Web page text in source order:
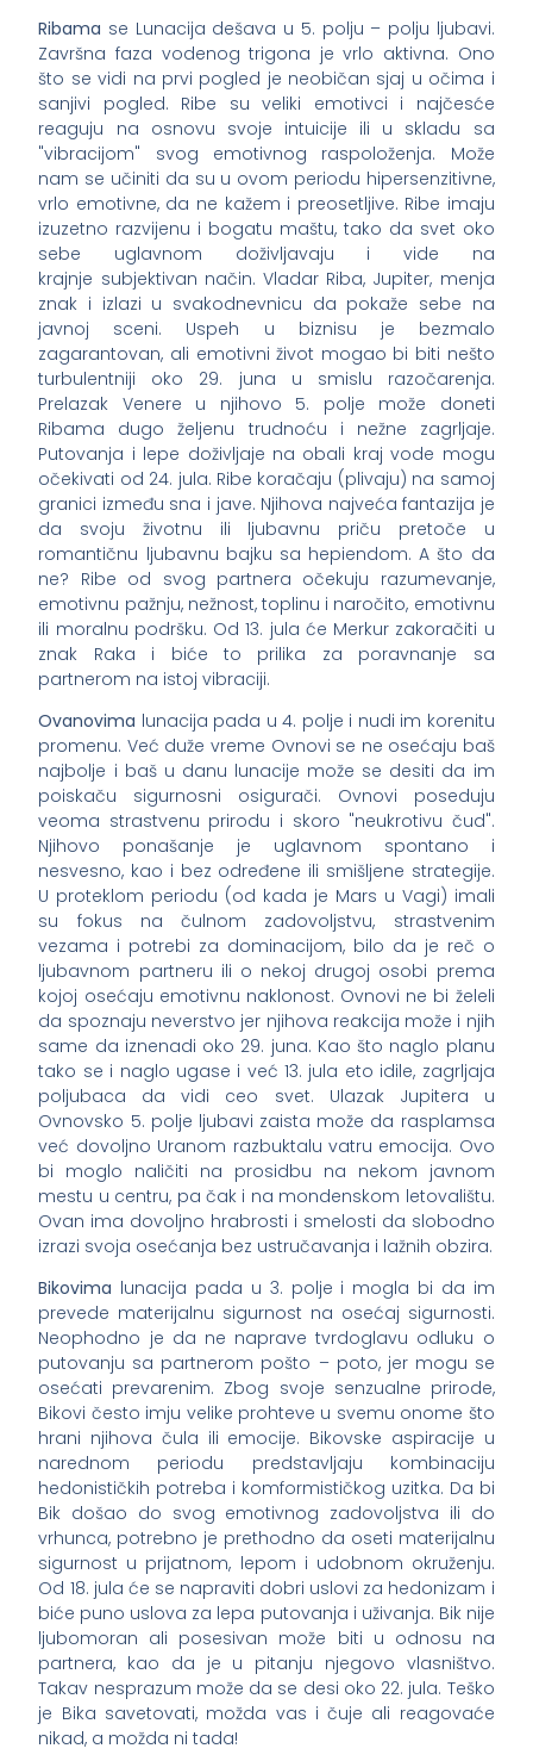
Ribama se Lunacija dešava u 5. polju – polju ljubavi.
Završna faza vodenog trigona je vrlo aktivna. Ono
što se vidi na prvi pogled je neobičan sjaj u očima i
sanjivi pogled. Ribe su veliki emotivci i najčesće
reaguju na osnovu svoje intuicije ili u skladu sa
"vibracijom" svog emotivnog raspoloženja. Može
nam se učiniti da su u ovom periodu hipersenzitivne,
vrlo emotivne, da ne kažem i preosetljive. Ribe imaju
izuzetno razvijenu i bogatu maštu, tako da svet oko
sebe uglavnom doživljavaju i vide na
krajnje subjektivan način. Vladar Riba, Jupiter, menja
znak i izlazi u svakodnevnicu da pokaže sebe na
javnoj sceni. Uspeh u biznisu je bezmalo
zagarantovan, ali emotivni život mogao bi biti nešto
turbulentniji oko 29. juna u smislu razočarenja.
Prelazak Venere u njihovo 5. polje može doneti
Ribama dugo željenu trudnoću i nežne zagrljaje.
Putovanja i lepe doživljaje na obali kraj vode mogu
očekivati od 24. jula. Ribe koračaju (plivaju) na samoj
granici između sna i jave. Njihova najveća fantazija je
da svoju životnu ili ljubavnu priču pretoče u
romantičnu ljubavnu bajku sa hepiendom. A što da
ne? Ribe od svog partnera očekuju razumevanje,
emotivnu pažnju, nežnost, toplinu i naročito, emotivnu
ili moralnu podršku. Od 13. jula će Merkur zakoračiti u
znak Raka i biće to prilika za poravnanje sa
partnerom na istoj vibraciji.
Ovanovima lunacija pada u 4. polje i nudi im korenitu
promenu. Već duže vreme Ovnovi se ne osećaju baš
najbolje i baš u danu lunacije može se desiti da im
poiskaču sigurnosni osigurači. Ovnovi poseduju
veoma strastvenu prirodu i skoro "neukrotivu čud".
Njihovo ponašanje je uglavnom spontano i
nesvesno, kao i bez određene ili smišljene strategije.
U proteklom periodu (od kada je Mars u Vagi) imali
su fokus na čulnom zadovoljstvu, strastvenim
vezama i potrebi za dominacijom, bilo da je reč o
ljubavnom partneru ili o nekoj drugoj osobi prema
kojoj osećaju emotivnu naklonost. Ovnovi ne bi želeli
da spoznaju neverstvo jer njihova reakcija može i njih
same da iznenadi oko 29. juna. Kao što naglo planu
tako se i naglo ugase i već 13. jula eto idile, zagrljaja
poljubaca da vidi ceo svet. Ulazak Jupitera u
Ovnovsko 5. polje ljubavi zaista može da rasplamsa
već dovoljno Uranom razbuktalu vatru emocija. Ovo
bi moglo naličiti na prosidbu na nekom javnom
mestu u centru, pa čak i na mondenskom letovalištu.
Ovan ima dovoljno hrabrosti i smelosti da slobodno
izrazi svoja osećanja bez ustručavanja i lažnih obzira.
Bikovima lunacija pada u 3. polje i mogla bi da im
prevede materijalnu sigurnost na osećaj sigurnosti.
Neophodno je da ne naprave tvrdoglavu odluku o
putovanju sa partnerom pošto – poto, jer mogu se
osećati prevarenim. Zbog svoje senzualne prirode,
Bikovi često imju velike prohteve u svemu onome što
hrani njihova čula ili emocije. Bikovske aspiracije u
narednom periodu predstavljaju kombinaciju
hedonističkih potreba i komformističkog uzitka. Da bi
Bik došao do svog emotivnog zadovoljstva ili do
vrhunca, potrebno je prethodno da oseti materijalnu
sigurnost u prijatnom, lepom i udobnom okruženju.
Od 18. jula će se napraviti dobri uslovi za hedonizam i
biće puno uslova za lepa putovanja i uživanja. Bik nije
ljubomoran ali posesivan može biti u odnosu na
partnera, kao da je u pitanju njegovo vlasništvo.
Takav nesprazum može da se desi oko 22. jula. Teško
je Bika savetovati, možda vas i čuje ali reagovaće
nikad, a možda ni tada!